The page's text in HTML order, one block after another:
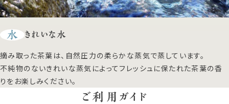
水 きれいな水
摘み取った茶葉は、自然圧力の柔らかな蒸気で蒸しています。
不純物のないきれいな蒸気によってフレッシュに保たれた茶葉の香
りをお楽しみください。
ご利用ガイド